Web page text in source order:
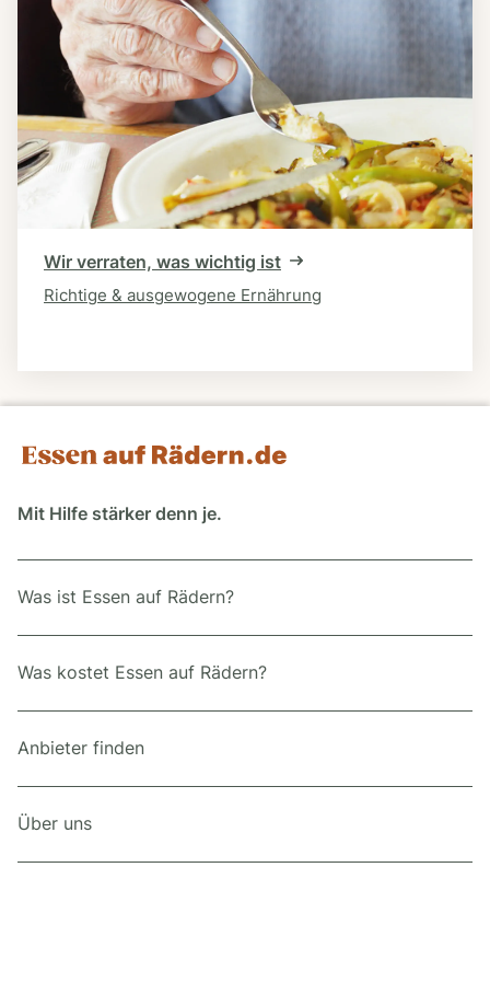
Wir verraten, was wichtig ist
Richtige & ausgewogene Ernährung
Mit Hilfe stärker denn je.
Was ist Essen auf Rädern?
Was kostet Essen auf Rädern?
Anbieter finden
Über uns